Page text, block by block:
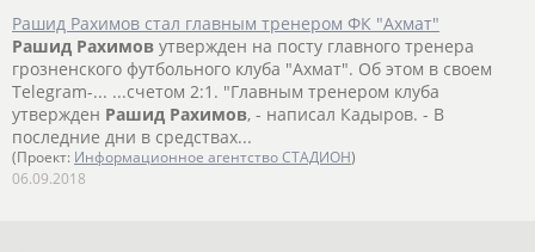
Рашид Рахимов стал главным тренером ФК "Ахмат"
Рашид Рахимов утвержден на посту главного тренера
грозненского футбольного клуба "Ахмат". Об этом в своем
Telegram-... ...счетом 2:1. "Главным тренером клуба
утвержден Рашид Рахимов, - написал Кадыров. - В
последние дни в средствах...
(Проект: Информационное агентство СТАДИОН)
06.09.2018